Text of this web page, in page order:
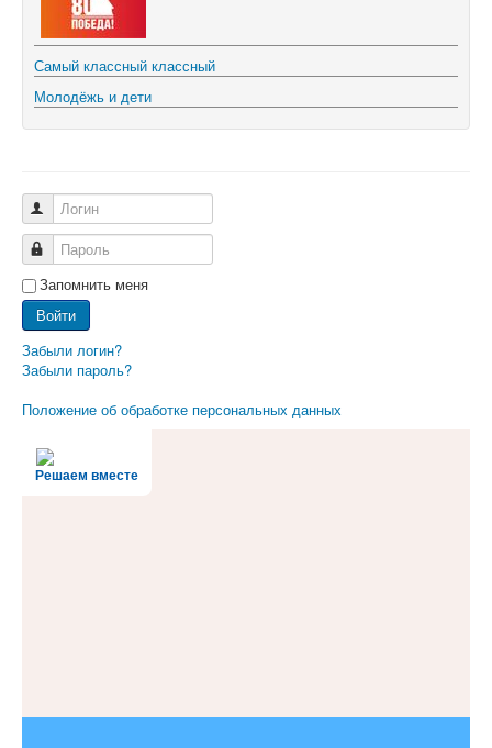
Самый классный классный
Молодёжь и дети
Логин
Пароль
Запомнить меня
Войти
Забыли логин?
Забыли пароль?
Положение об обработке персональных данных
Решаем вместе